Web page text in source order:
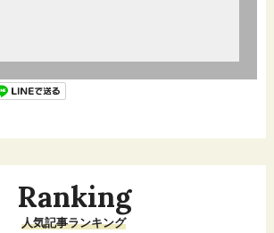
Ranking
人気記事ランキング